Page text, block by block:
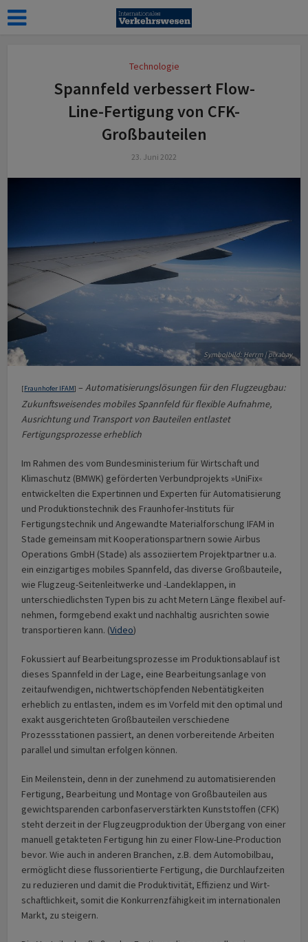
Technologie
Spannfeld verbessert Flow-
Line-Fertigung von CFK-
Großbauteilen
23. Juni 2022
Symbolbild: Herrm | pixabay
[Fraunhofer IFAM] – Automatisierungslösungen für den Flugzeugbau:
Zukunftsweisendes mobiles Spannfeld für flexible Aufnahme,
Ausrichtung und Transport von Bauteilen entlastet
Fertigungsprozesse erheblich
Im Rahmen des vom Bundesministerium für Wirtschaft und
Klimaschutz (BMWK) geförderten Verbundprojekts »UniFix«
entwickelten die Expertinnen und Experten für Automatisierung
und Produktionstechnik des Fraunhofer-Instituts für
Fertigungstechnik und Angewandte Materialforschung IFAM in
Stade gemeinsam mit Kooperationspartnern sowie Airbus
Operations GmbH (Stade) als assoziiertem Projektpartner u.a.
ein einzig­artiges mobiles Spannfeld, das diverse Großbauteile,
wie Flugzeug-Seitenleitwerke und -Landeklappen, in
unterschiedlichsten Typen bis zu acht Metern Länge flexibel auf­
neh­men, formgebend exakt und nachhaltig ausrichten sowie
transportieren kann. (Video)
Fokussiert auf Bearbeitungsprozesse im Produktionsablauf ist
dieses Spannfeld in der Lage, eine Bearbeitungsanlage von
zeitaufwendigen, nicht­wert­schöpfenden Neben­tätigkeiten
erheblich zu entlasten, indem es im Vorfeld mit den optimal und
exakt aus­ge­richteten Großbauteilen verschiedene
Prozessstationen passiert, an denen vorbereitende Arbeiten
parallel und simultan erfolgen können.
Ein Meilenstein, denn in der zunehmend zu automatisierenden
Fertigung, Bearbeitung und Montage von Großbauteilen aus
gewichtsparenden carbon­faserverstärkten Kunststoffen (CFK)
steht derzeit in der Flugzeug­produktion der Übergang von einer
manuell getakteten Fertigung hin zu einer Flow-Line-Production
bevor. Wie auch in anderen Branchen, z.B. dem Automobilbau,
ermöglicht diese flussorientierte Fertigung, die Durchlaufzeiten
zu reduzieren und damit die Produktivität, Effizienz und Wirt­
schaft­lichkeit, somit die Konkurrenz­fähigkeit im internationalen
Markt, zu steigern.